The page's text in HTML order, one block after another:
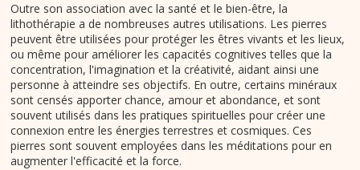
Outre son association avec la santé et le bien-être, la
lithothérapie a de nombreuses autres utilisations. Les pierres
peuvent être utilisées pour protéger les êtres vivants et les lieux,
ou même pour améliorer les capacités cognitives telles que la
concentration, l'imagination et la créativité, aidant ainsi une
personne à atteindre ses objectifs. En outre, certains minéraux
sont censés apporter chance, amour et abondance, et sont
souvent utilisés dans les pratiques spirituelles pour créer une
connexion entre les énergies terrestres et cosmiques. Ces
pierres sont souvent employées dans les méditations pour en
augmenter l'efficacité et la force.